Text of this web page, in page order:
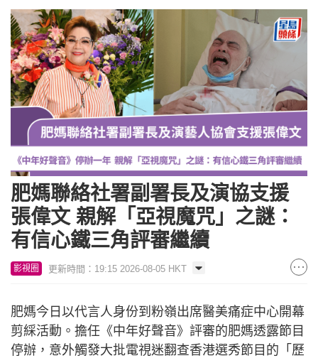
肥媽聯絡社署副署長及演協支援
張偉文 親解「亞視魔咒」之謎：
有信心鐵三角評審繼續
影視圈 更新時間：19:15 2026-08-05 HKT
肥媽今日以代言人身份到粉嶺出席醫美痛症中心開幕
剪綵活動。擔任《中年好聲音》評審的肥媽透露節目
停辦，意外觸發大批電視迷翻查香港選秀節目的「歷